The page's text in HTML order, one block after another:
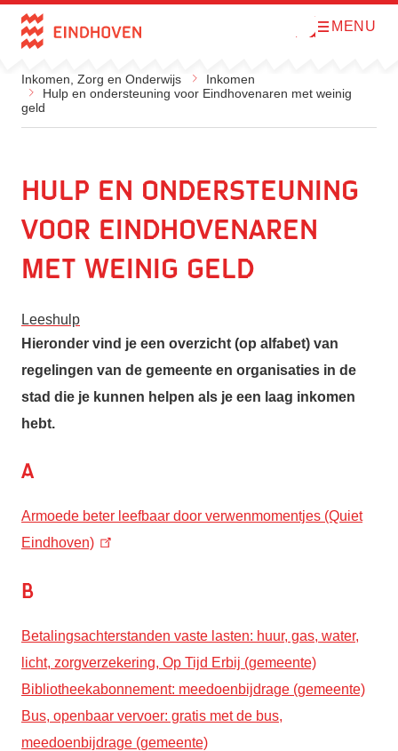
Direct naar de inhoud
O
e
MENU
Inkomen, Zorg en Onderwijs
Inkomen
Hulp en ondersteuning voor Eindhovenaren met weinig
geld
Hulp en ondersteuning
voor Eindhovenaren
met weinig geld
Leeshulp
Hieronder vind je een overzicht (op alfabet) van
regelingen van de gemeente en organisaties in de
stad die je kunnen helpen als je een laag inkomen
hebt.
A
Armoede beter leefbaar door verwenmomentjes (Quiet
Eindhoven)
B
Betalingsachterstanden vaste lasten: huur, gas, water,
licht, zorgverzekering, Op Tijd Erbij (gemeente)
Bibliotheekabonnement: meedoenbijdrage (gemeente)
Bus, openbaar vervoer: gratis met de bus,
meedoenbijdrage (gemeente)